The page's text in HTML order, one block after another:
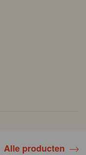
Alle producten